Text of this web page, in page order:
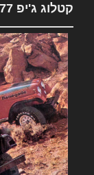
קטלוג ג'יפ 1977